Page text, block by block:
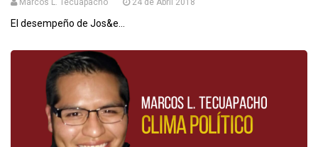
El desempeño de Jos&e...